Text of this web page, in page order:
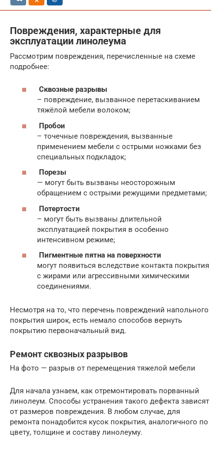
Повреждения, характерные для
эксплуатации линолеума
Рассмотрим повреждения, перечисленные на схеме
подробнее:
Сквозные разрывы
– повреждение, вызванное перетаскиванием
тяжёлой мебели волоком;
Пробои
– точечные повреждения, вызванные
применением мебели с острыми ножками без
специальных подкладок;
Порезы
— могут быть вызваны неосторожным
обращением с острыми режущими предметами;
Потертости
– могут быть вызваны длительной
эксплуатацией покрытия в особенно
интенсивном режиме;
Пигментные пятна на поверхности
могут появиться вследствие контакта покрытия
с жирами или агрессивными химическими
соединениями.
Несмотря на то, что перечень повреждений напольного
покрытия широк, есть немало способов вернуть
покрытию первоначальный вид.
Ремонт сквозных разрывов
На фото — разрыв от перемещения тяжелой мебели
Для начала узнаем, как отремонтировать порванный
линолеум. Способы устранения такого дефекта зависят
от размеров повреждения. В любом случае, для
ремонта понадобится кусок покрытия, аналогичного по
цвету, толщине и составу линолеуму.